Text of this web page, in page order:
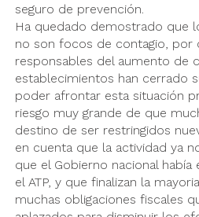
seguro de prevención.
Ha quedado demostrado que
no son focos de contagio, por
responsables del aumento de
establecimientos han cerrado
poder afrontar esta situación
riesgo muy grande de que
destino de ser restringidos
en cuenta que la actividad ya
que el Gobierno nacional
el ATP, y que finalizan la
muchas obligaciones fiscales